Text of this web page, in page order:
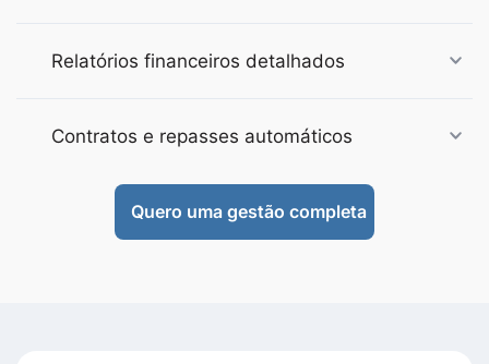
Relatórios financeiros detalhados
Contratos e repasses automáticos
Quero uma gestão completa